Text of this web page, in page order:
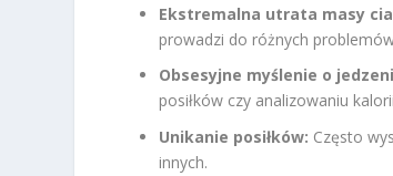
Ekstremalna utrata masy
prowadzi do różnych
Obsesyjne myślenie o
posiłków czy analizowaniu
Unikanie posiłków: Często
innych.